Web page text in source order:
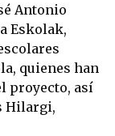
Antonio
Eskolak,
quienes han
proyecto, así
Hilargi,